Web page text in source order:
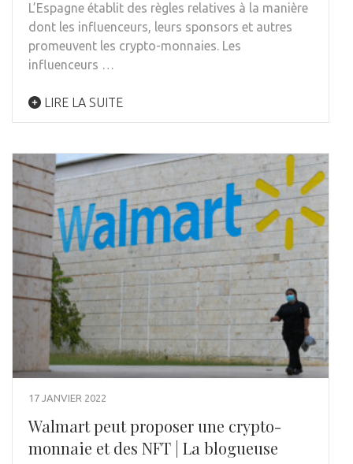
L’Espagne établit des règles relatives à la manière
dont les influenceurs, leurs sponsors et autres
promeuvent les crypto-monnaies. Les
influenceurs …
LIRE LA SUITE
17 JANVIER 2022
Walmart peut proposer une crypto-
monnaie et des NFT | La blogueuse